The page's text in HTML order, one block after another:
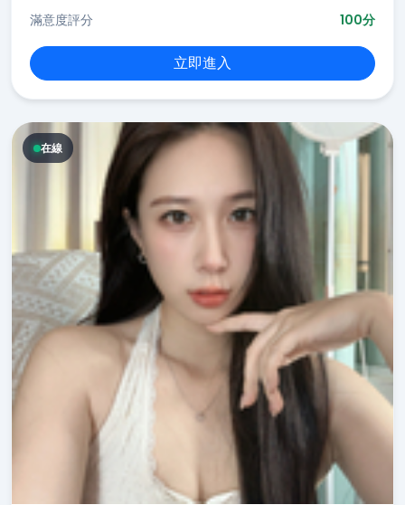
滿意度評分
100分
立即進入
在線